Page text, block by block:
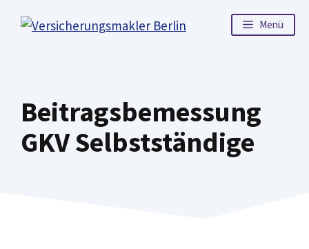
Inhalt
Menü
Beitragsbemessung
GKV Selbstständige